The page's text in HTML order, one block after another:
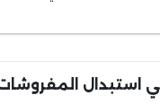
استبدال